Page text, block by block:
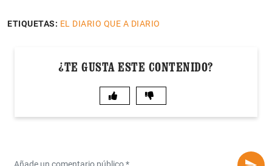
ETIQUETAS: EL DIARIO QUE A DIARIO
¿TE GUSTA ESTE CONTENIDO?